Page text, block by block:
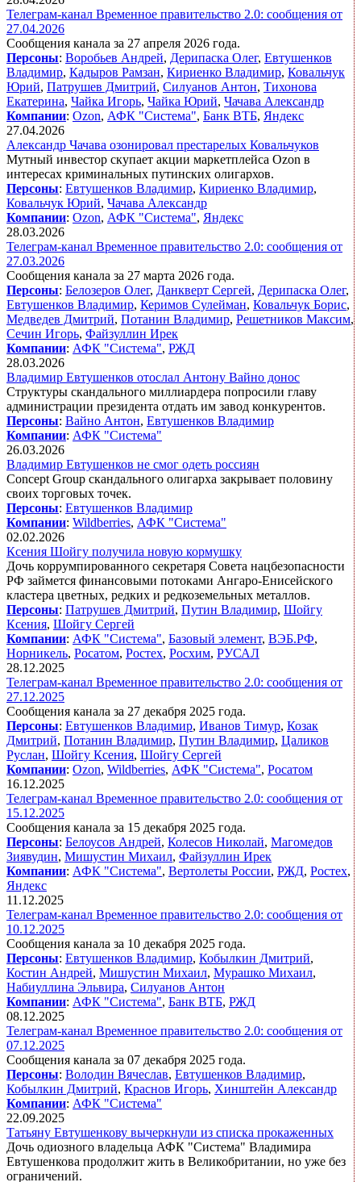
Телеграм-канал Временное правительство 2.0: сообщения от
27.04.2026
Сообщения канала за 27 апреля 2026 года.
Персоны: Воробьев Андрей, Дерипаска Олег, Евтушенков
Владимир, Кадыров Рамзан, Кириенко Владимир, Ковальчук
Юрий, Патрушев Дмитрий, Силуанов Антон, Тихонова
Екатерина, Чайка Игорь, Чайка Юрий, Чачава Александр
Компании: Ozon, АФК "Система", Банк ВТБ, Яндекс
27.04.2026
Александр Чачава озонировал престарелых Ковальчуков
Мутный инвестор скупает акции маркетплейса Ozon в
интересах криминальных путинских олигархов.
Персоны: Евтушенков Владимир, Кириенко Владимир,
Ковальчук Юрий, Чачава Александр
Компании: Ozon, АФК "Система", Яндекс
28.03.2026
Телеграм-канал Временное правительство 2.0: сообщения от
27.03.2026
Сообщения канала за 27 марта 2026 года.
Персоны: Белозеров Олег, Данкверт Сергей, Дерипаска Олег,
Евтушенков Владимир, Керимов Сулейман, Ковальчук Борис,
Медведев Дмитрий, Потанин Владимир, Решетников Максим,
Сечин Игорь, Файзуллин Ирек
Компании: АФК "Система", РЖД
28.03.2026
Владимир Евтушенков отослал Антону Вайно донос
Структуры скандального миллиардера попросили главу
администрации президента отдать им завод конкурентов.
Персоны: Вайно Антон, Евтушенков Владимир
Компании: АФК "Система"
26.03.2026
Владимир Евтушенков не смог одеть россиян
Concept Group скандального олигарха закрывает половину
своих торговых точек.
Персоны: Евтушенков Владимир
Компании: Wildberries, АФК "Система"
02.02.2026
Ксения Шойгу получила новую кормушку
Дочь коррумпированного секретаря Совета нацбезопасности
РФ займется финансовыми потоками Ангаро-Енисейского
кластера цветных, редких и редкоземельных металлов.
Персоны: Патрушев Дмитрий, Путин Владимир, Шойгу
Ксения, Шойгу Сергей
Компании: АФК "Система", Базовый элемент, ВЭБ.РФ,
Норникель, Росатом, Ростех, Росхим, РУСАЛ
28.12.2025
Телеграм-канал Временное правительство 2.0: сообщения от
27.12.2025
Сообщения канала за 27 декабря 2025 года.
Персоны: Евтушенков Владимир, Иванов Тимур, Козак
Дмитрий, Потанин Владимир, Путин Владимир, Цаликов
Руслан, Шойгу Ксения, Шойгу Сергей
Компании: Ozon, Wildberries, АФК "Система", Росатом
16.12.2025
Телеграм-канал Временное правительство 2.0: сообщения от
15.12.2025
Сообщения канала за 15 декабря 2025 года.
Персоны: Белоусов Андрей, Колесов Николай, Магомедов
Зиявудин, Мишустин Михаил, Файзуллин Ирек
Компании: АФК "Система", Вертолеты России, РЖД, Ростех,
Яндекс
11.12.2025
Телеграм-канал Временное правительство 2.0: сообщения от
10.12.2025
Сообщения канала за 10 декабря 2025 года.
Персоны: Евтушенков Владимир, Кобылкин Дмитрий,
Костин Андрей, Мишустин Михаил, Мурашко Михаил,
Набиуллина Эльвира, Силуанов Антон
Компании: АФК "Система", Банк ВТБ, РЖД
08.12.2025
Телеграм-канал Временное правительство 2.0: сообщения от
07.12.2025
Сообщения канала за 07 декабря 2025 года.
Персоны: Володин Вячеслав, Евтушенков Владимир,
Кобылкин Дмитрий, Краснов Игорь, Хинштейн Александр
Компании: АФК "Система"
22.09.2025
Татьяну Евтушенкову вычеркнули из списка прокаженных
Дочь одиозного владельца АФК "Система" Владимира
Евтушенкова продолжит жить в Великобритании, но уже без
ограничений.